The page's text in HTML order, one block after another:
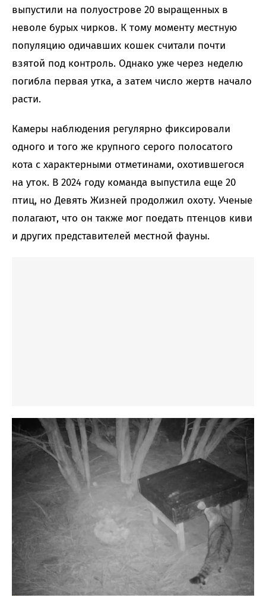
выпустили на полуострове 20 выращенных в
неволе бурых чирков. К тому моменту местную
популяцию одичавших кошек считали почти
взятой под контроль. Однако уже через неделю
погибла первая утка, а затем число жертв начало
расти.
Камеры наблюдения регулярно фиксировали
одного и того же крупного серого полосатого
кота с характерными отметинами, охотившегося
на уток. В 2024 году команда выпустила еще 20
птиц, но Девять Жизней продолжил охоту. Ученые
полагают, что он также мог поедать птенцов киви
и других представителей местной фауны.